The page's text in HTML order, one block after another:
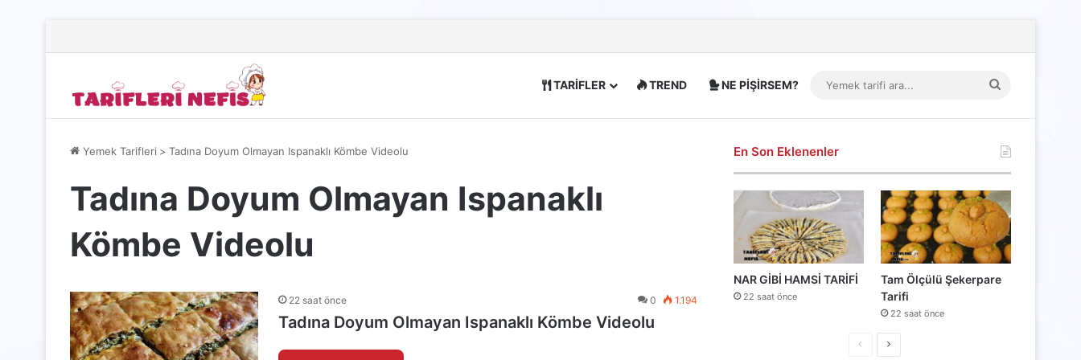
TARİFLER TREND NE PİŞİRSEM?
ara...
Yemek Tarifleri > Tadına Doyum Olmayan Ispanaklı Kömbe Videolu
Tadına Doyum Olmayan Ispanaklı
Kömbe Videolu
22 saat önce 0 1.194
Tadına Doyum Olmayan Ispanaklı Kömbe Videolu
En Son Eklenenler
NAR GİBİ HAMSİ TARİFİ
22 saat önce
Tam Ölçülü Şekerpare
Tarifi
22 saat önce
ÖncekiSonraki